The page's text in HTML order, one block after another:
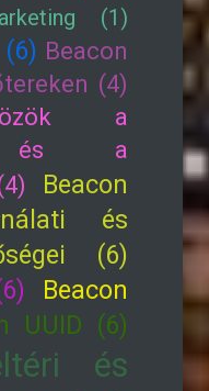
(1)
Beacon
(4)
a
és a
Beacon
és
(6)
Beacon
UUID (6)
és